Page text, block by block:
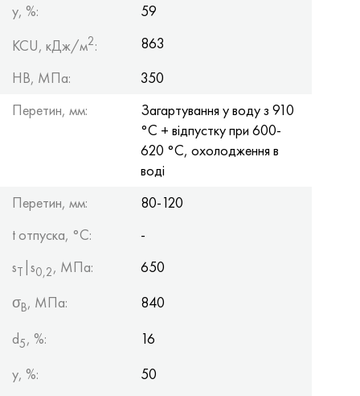
y, %:
59
KCU, кДж/м2:
863
HB, МПа:
350
Перетин, мм:
Загартування у воду з 910
°С + відпустку при 600-
620 °С, охолодження в
воді
Перетин, мм:
80-120
t отпуска, °C:
-
sТ |s0,2, МПа:
650
σB, МПа:
840
d5, %:
16
y, %:
50